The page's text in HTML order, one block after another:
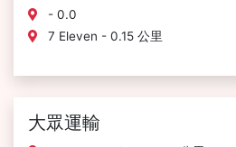
- 0.0
7 Eleven - 0.15 公里
大眾運輸